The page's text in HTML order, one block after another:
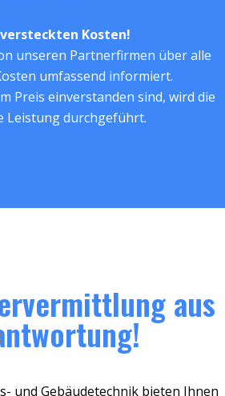
Kosten!
unseren Partnerfirmen über alle
umfassend informiert.
Preis einverstanden sind, wird die
Leistung durchgeführt.
aus
und Gebäudetechnik bieten Ihnen